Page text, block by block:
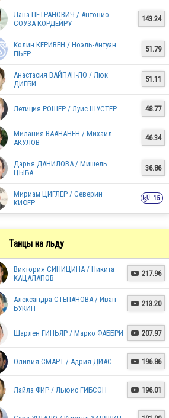
Лана ПЕТРАНОВИЧ / Антонио
СОУЗА-КОРДЕЙРУ
143.24
Колин КЕРИВЕН / Ноэль-Антуан
ПЬЕР
51.79
Анастасия ВАЙПАН-ЛО / Люк
ДИГБИ
51.11
Летиция РОШЕР / Луис ШУСТЕР 48.77
Милания ВААНАНЕН / Михаил
АКУЛОВ
46.34
Дарья ДАНИЛОВА / Мишель
ЦЫБА
36.86
Мириам ЦИГЛЕР / Северин
КИФЕР
15
Танцы на льду
Виктория СИНИЦИНА / Никита
КАЦАЛАПОВ
 217.96
Александра СТЕПАНОВА / Иван
БУКИН
 213.20
Шарлен ГИНЬЯР / Марко ФАББРИ  207.97
Оливия СМАРТ / Адрия ДИАС  196.86
Лайла ФИР / Льюис ГИБСОН  196.01